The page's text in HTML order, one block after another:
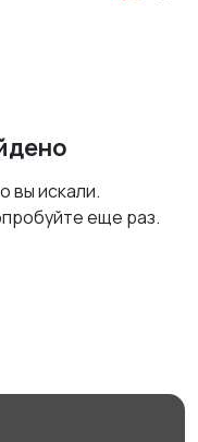
вы искали.
еще раз.